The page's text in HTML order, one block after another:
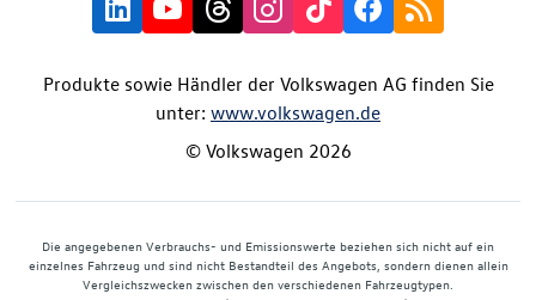
Produkte sowie Händler der Volkswagen AG finden Sie
unter: www.volkswagen.de
© Volkswagen 2026
Die angegebenen Verbrauchs- und Emissionswerte beziehen sich nicht auf ein
einzelnes Fahrzeug und sind nicht Bestandteil des Angebots, sondern dienen allein
Vergleichszwecken zwischen den verschiedenen Fahrzeugtypen.